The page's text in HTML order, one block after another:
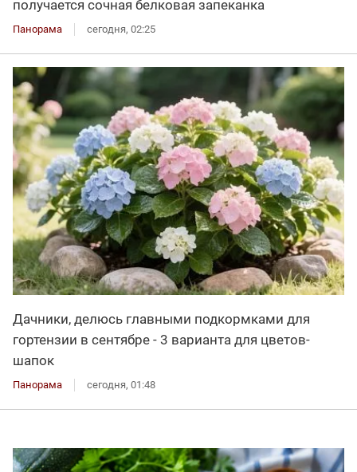
получается сочная белковая запеканка
Панорама сегодня, 02:25
Дачники, делюсь главными подкормками для
гортензии в сентябре - 3 варианта для цветов-
шапок
Панорама сегодня, 01:48